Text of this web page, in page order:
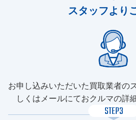
スタッフより
お申し込みいただいた買取業者の
しくはメールにておクルマの詳
STEP3